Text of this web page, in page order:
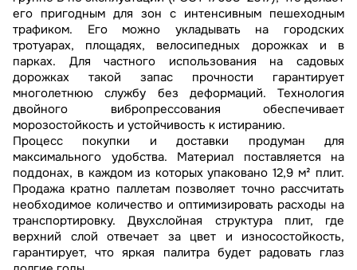
его пригодным для зон с интенсивным пешеходным
трафиком. Его можно укладывать на городских
тротуарах, площадях, велосипедных дорожках и в
парках. Для частного использования на садовых
дорожках такой запас прочности гарантирует
многолетнюю службу без деформаций. Технология
двойного вибропрессования обеспечивает
морозостойкость и устойчивость к истиранию.
Процесс покупки и доставки продуман для
максимального удобства. Материал поставляется на
поддонах, в каждом из которых упаковано 12,9 м² плит.
Продажа кратно паллетам позволяет точно рассчитать
необходимое количество и оптимизировать расходы на
транспортировку. Двухслойная структура плит, где
верхний слой отвечает за цвет и износостойкость,
гарантирует, что яркая палитра будет радовать глаз